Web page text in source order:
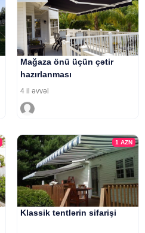
Mağaza önü üçün çətir
hazırlanması
4 il əvvəl
1 AZN
Klassik tentlərin sifarişi